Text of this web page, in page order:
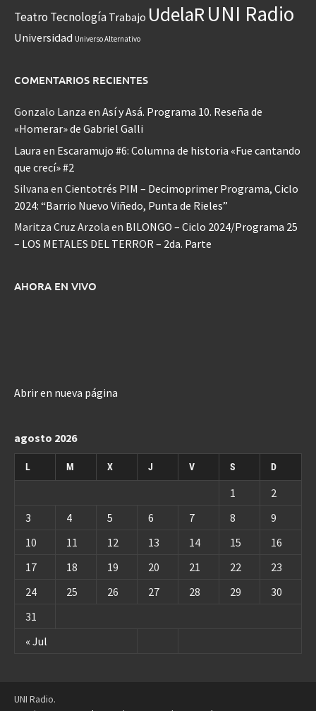
Teatro Tecnología Trabajo UdelaRUNI Radio
Universidad Universo Alternativo
COMENTARIOS RECIENTES
Gonzalo Lanza en Así y Asá. Programa 10. Reseña de
«Homerar» de Gabriel Galli
Laura en Escaramujo #6: Columna de historia «Fue cantando
que crecí» #2
Silvana en Cientotrés PIM – Decimoprimer Programa, Ciclo
2024: “Barrio Nuevo Viñedo, Punta de Rieles”
Maritza Cruz Arzola en BILONGO – Ciclo 2024/Programa 25
– LOS METALES DEL TERROR – 2da. Parte
AHORA EN VIVO
Abrir en nueva página
agosto 2026
L M X J V S D
« Jul
1
2
3
4 5 6 7 8
9
10
11 12 13 14 15
16
17
18 19 20 21 22
23
24
25 26 27 28 29
30
31
UNI Radio.